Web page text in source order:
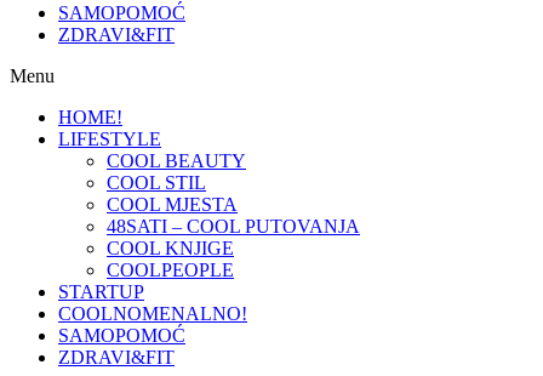
SAMOPOMOĆ
ZDRAVI&FIT
Menu
HOME!
LIFESTYLE
COOL BEAUTY
COOL STIL
COOL MJESTA
48SATI – COOL PUTOVANJA
COOL KNJIGE
COOLPEOPLE
STARTUP
COOLNOMENALNO!
SAMOPOMOĆ
ZDRAVI&FIT